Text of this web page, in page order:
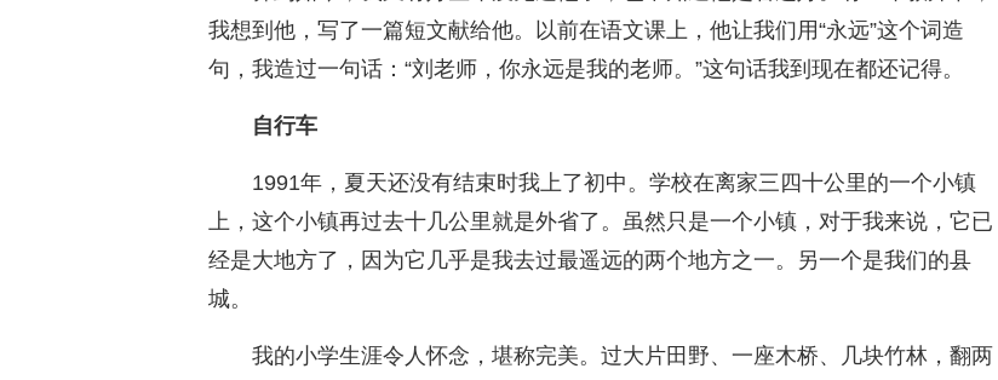
我想到他，写了一篇短文献给他。以前在语文课上，他让我们用“永远”这个词造
句，我造过一句话：“刘老师，你永远是我的老师。”这句话我到现在都还记得。
自行车
1991年，夏天还没有结束时我上了初中。学校在离家三四十公里的一个小镇
上，这个小镇再过去十几公里就是外省了。虽然只是一个小镇，对于我来说，它已
经是大地方了，因为它几乎是我去过最遥远的两个地方之一。另一个是我们的县
城。
我的小学生涯令人怀念，堪称完美。过大片田野、一座木桥、几块竹林，翻两